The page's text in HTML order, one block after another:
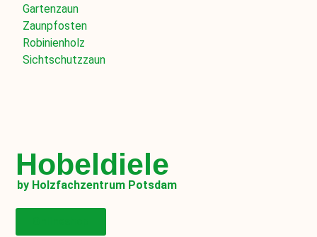
Gartenzaun
Zaunpfosten
Robinienholz
Sichtschutzzaun
Hobeldiele
by Holzfachzentrum Potsdam